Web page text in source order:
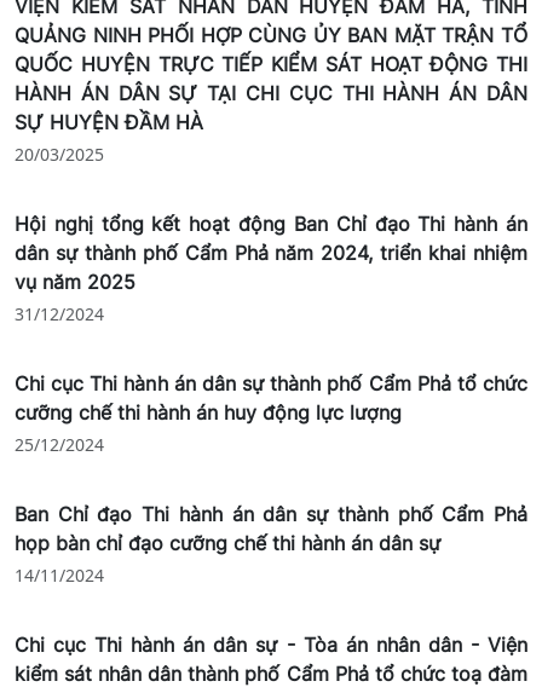
VIỆN KIỂM SÁT NHÂN DÂN HUYỆN ĐẦM HÀ, TỈNH
QUẢNG NINH PHỐI HỢP CÙNG ỦY BAN MẶT TRẬN TỔ
QUỐC HUYỆN TRỰC TIẾP KIỂM SÁT HOẠT ĐỘNG THI
HÀNH ÁN DÂN SỰ TẠI CHI CỤC THI HÀNH ÁN DÂN
SỰ HUYỆN ĐẦM HÀ
20/03/2025
Hội nghị tổng kết hoạt động Ban Chỉ đạo Thi hành án
dân sự thành phố Cẩm Phả năm 2024, triển khai nhiệm
vụ năm 2025
31/12/2024
Chi cục Thi hành án dân sự thành phố Cẩm Phả tổ chức
cưỡng chế thi hành án huy động lực lượng
25/12/2024
Ban Chỉ đạo Thi hành án dân sự thành phố Cẩm Phả
họp bàn chỉ đạo cưỡng chế thi hành án dân sự
14/11/2024
Chi cục Thi hành án dân sự - Tòa án nhân dân - Viện
kiểm sát nhân dân thành phố Cẩm Phả tổ chức toạ đàm